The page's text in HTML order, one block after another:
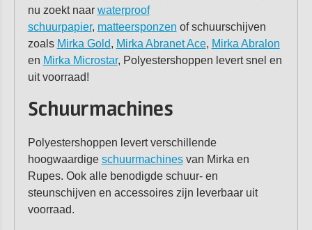
nu zoekt naar waterproof
schuurpapier, matteersponzen of schuurschijven
zoals Mirka Gold, Mirka Abranet Ace, Mirka Abralon
en Mirka Microstar, Polyestershoppen levert snel en
uit voorraad!
Schuurmachines
Polyestershoppen levert verschillende
hoogwaardige schuurmachinesvan Mirka en
Rupes. Ook alle benodigde schuur- en
steunschijven en accessoires zijn leverbaar uit
voorraad.